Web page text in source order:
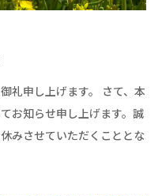
礼申し上げます。 さて、本
お知らせ申し上げます。誠
みさせていただくこととな